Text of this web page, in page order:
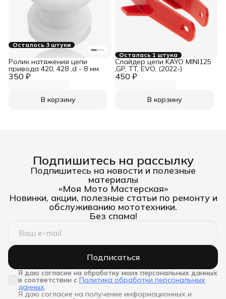
Осталось 3 штуки
350 ₽
Ролик натяжения цепи
привода 420, 428 ,d - 8 мм
В корзину
Осталась 1 штука
450 ₽
Слайдер цепи KAYO MINI125
,GP, TT, EVO, (2022-)
В корзину
Подпишитесь на рассылку
Подпишитесь на новости и полезные
материалы
«Моя Мото Мастерская»
Новинки, акции, полезные статьи по ремонту и
обслуживанию мототехники.
Без спама!
Подписаться
Я даю согласие на обработку моих персональных данных
в соответствии с Политика обработки персональных
данных.
Я даю согласие на получение информационных и